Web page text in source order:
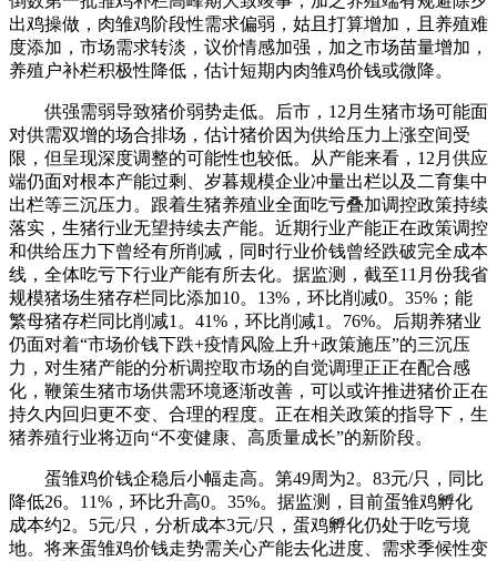
出鸡操做，肉雏鸡阶段性需求偏弱，姑且打算增加，且养殖难
度添加，市场需求转淡，议价情感加强，加之市场苗量增加，
养殖户补栏积极性降低，估计短期内肉雏鸡价钱或微降。
供强需弱导致猪价弱势走低。后市，12月生猪市场可能面
对供需双增的场合排场，估计猪价因为供给压力上涨空间受
限，但呈现深度调整的可能性也较低。从产能来看，12月供应
端仍面对根本产能过剩、岁暮规模企业冲量出栏以及二育集中
出栏等三沉压力。跟着生猪养殖业全面吃亏叠加调控政策持续
落实，生猪行业无望持续去产能。近期行业产能正在政策调控
和供给压力下曾经有所削减，同时行业价钱曾经跌破完全成本
线，全体吃亏下行业产能有所去化。据监测，截至11月份我省
规模猪场生猪存栏同比添加10。13%，环比削减0。35%；能
繁母猪存栏同比削减1。41%，环比削减1。76%。后期养猪业
仍面对着“市场价钱下跌+疫情风险上升+政策施压”的三沉压
力，对生猪产能的分析调控取市场的自觉调理正正在配合感
化，鞭策生猪市场供需环境逐渐改善，可以或许推进猪价正在
持久内回归更不变、合理的程度。正在相关政策的指导下，生
猪养殖行业将迈向“不变健康、高质量成长”的新阶段。
蛋雏鸡价钱企稳后小幅走高。第49周为2。83元/只，同比
降低26。11%，环比升高0。35%。据监测，目前蛋雏鸡孵化
成本约2。5元/只，分析成本3元/只，蛋鸡孵化仍处于吃亏境
地。将来蛋雏鸡价钱走势需关心产能去化进度、需求季候性变